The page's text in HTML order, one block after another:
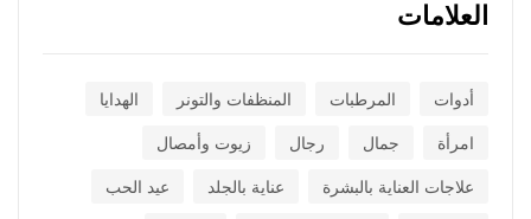
العلامات
أدوات المرطبات المنظفات والتونر الهدايا
امرأة جمال رجال زيوت وأمصال
علاجات العناية بالبشرة عناية بالجلد عيد الحب